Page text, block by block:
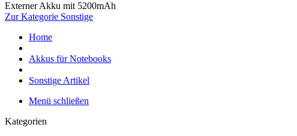
Externer Akku mit 5200mAh
Zur Kategorie Sonstige
Home
Akkus für Notebooks
Sonstige Artikel
Menü schließen
Kategorien